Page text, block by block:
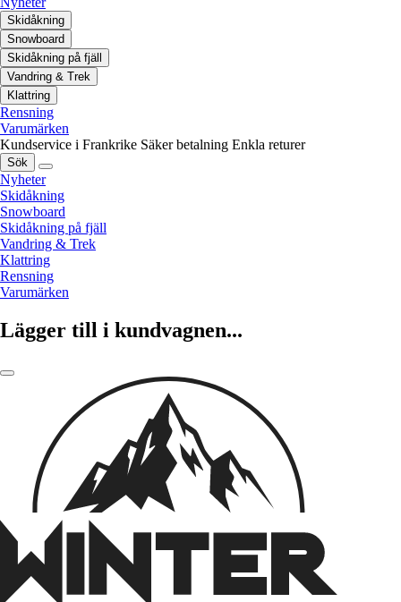
Skidåkning
Snowboard
Skidåkning på fjäll
Vandring & Trek
Klattring
Rensning
Varumärken
Kundservice i Frankrike Säker betalning Enkla returer
Sök
Nyheter
Skidåkning
Snowboard
Skidåkning på fjäll
Vandring & Trek
Klattring
Rensning
Varumärken
Lägger till i kundvagnen...